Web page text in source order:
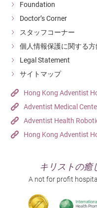
Foundation
Doctor’s Corner
スタッフコーナー
個人情報保護に関する方
Legal Statement
サイトマップ
Hong Kong Adventist
Adventist Medical
Adventist Health
Hong Kong Adventist
キリストの癒
A not for profit